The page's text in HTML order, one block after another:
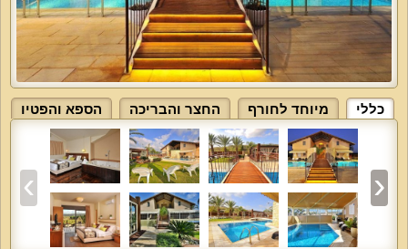
כללי מיוחד לחורף החצר והבריכה הספא והפטיו